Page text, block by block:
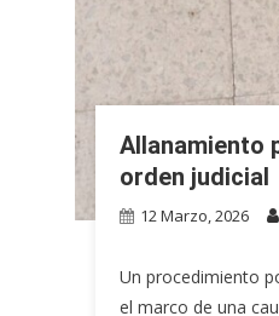
Allanamiento
orden judicial
12 Marzo, 2026
Un procedimiento
el marco de una